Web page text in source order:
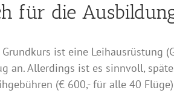
für die
ist eine
an. Allerdings ist es sinnvoll,
(€ 600,- für alle 40